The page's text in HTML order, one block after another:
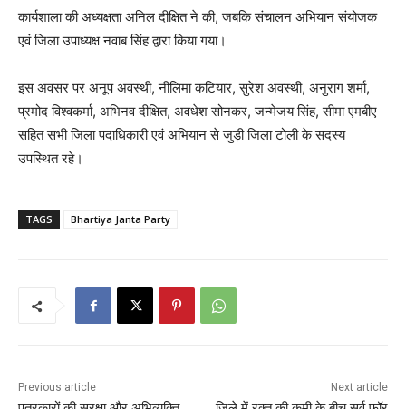
कार्यशाला की अध्यक्षता अनिल दीक्षित ने की, जबकि संचालन अभियान संयोजक
एवं जिला उपाध्यक्ष नवाब सिंह द्वारा किया गया।
इस अवसर पर अनूप अवस्थी, नीलिमा कटियार, सुरेश अवस्थी, अनुराग शर्मा,
प्रमोद विश्वकर्मा, अभिनव दीक्षित, अवधेश सोनकर, जन्मेजय सिंह, सीमा एमबीए
सहित सभी जिला पदाधिकारी एवं अभियान से जुड़ी जिला टोली के सदस्य
उपस्थित रहे।
TAGS Bhartiya Janta Party
Previous article Next article